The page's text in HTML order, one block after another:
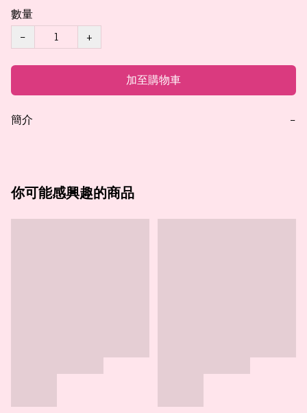
數量
−
+
加至購物車
簡介 −
你可能感興趣的商品